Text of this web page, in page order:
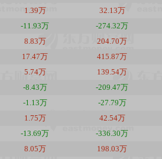
1.39万 32.13万
-11.93万 -274.32万
8.83万 204.70万
17.47万 415.87万
5.74万 139.54万
-8.43万 -209.47万
-1.13万 -27.79万
1.75万 42.54万
-13.69万 -336.30万
8.05万 198.03万